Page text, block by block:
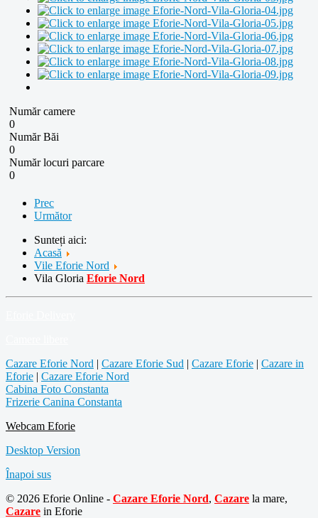
Număr camere
0
Număr Băi
0
Număr locuri parcare
0
Prec
Următor
Sunteți aici:
Acasă
Vile Eforie Nord
Vila Gloria Eforie Nord
Cazare Eforie Nord | Cazare Eforie Sud | Cazare Eforie | Cazare in
Eforie | Cazare Eforie Nord
Cabina Foto Constanta
Frizerie Canina Constanta
Webcam Eforie
Desktop Version
Înapoi sus
© 2026 Eforie Online - Cazare Eforie Nord, Cazare la mare,
Cazare in Eforie